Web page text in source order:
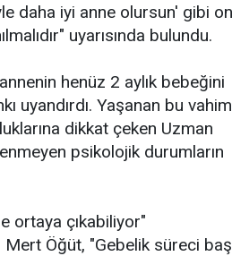
daha iyi anne olursun' gibi
uyarısında bulundu.
henüz 2 aylık bebeğini
uyandırdı. Yaşanan bu vahim
dikkat çeken Uzman
psikolojik durumların
ortaya çıkabiliyor"
Öğüt, "Gebelik süreci